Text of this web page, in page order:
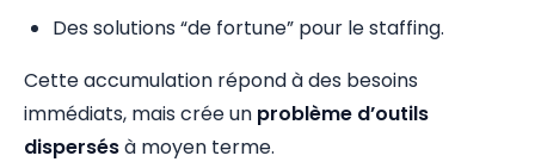
Des solutions “de fortune” pour le staffing.
Cette accumulation répond à des besoins
immédiats, mais crée un problème d’outils
dispersésà moyen terme.